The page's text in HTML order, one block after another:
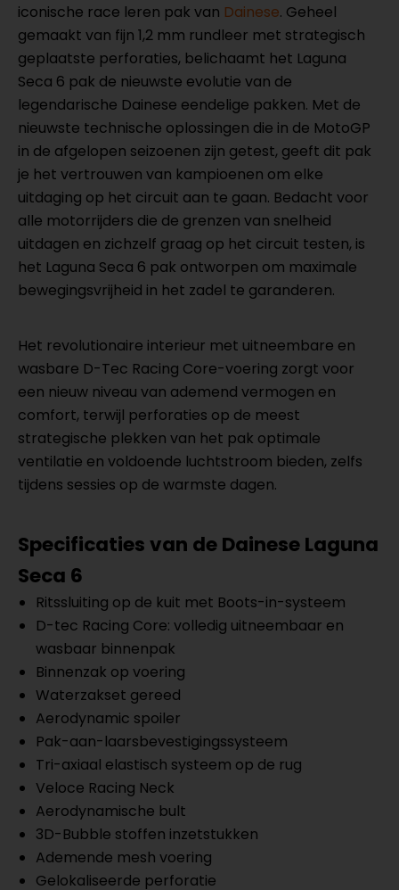
iconische race leren pak van Dainese. Geheel
gemaakt van fijn 1,2 mm rundleer met strategisch
geplaatste perforaties, belichaamt het Laguna
Seca 6 pak de nieuwste evolutie van de
legendarische Dainese eendelige pakken. Met de
nieuwste technische oplossingen die in de MotoGP
in de afgelopen seizoenen zijn getest, geeft dit pak
je het vertrouwen van kampioenen om elke
uitdaging op het circuit aan te gaan. Bedacht voor
alle motorrijders die de grenzen van snelheid
uitdagen en zichzelf graag op het circuit testen, is
het Laguna Seca 6 pak ontworpen om maximale
bewegingsvrijheid in het zadel te garanderen.
Het revolutionaire interieur met uitneembare en
wasbare D-Tec Racing Core-voering zorgt voor
een nieuw niveau van ademend vermogen en
comfort, terwijl perforaties op de meest
strategische plekken van het pak optimale
ventilatie en voldoende luchtstroom bieden, zelfs
tijdens sessies op de warmste dagen.
Specificaties van de Dainese Laguna
Seca 6
Ritssluiting op de kuit met Boots-in-systeem
D-tec Racing Core: volledig uitneembaar en
wasbaar binnenpak
Binnenzak op voering
Waterzakset gereed
Aerodynamic spoiler
Pak-aan-laarsbevestigingssysteem
Tri-axiaal elastisch systeem op de rug
Veloce Racing Neck
Aerodynamische bult
3D-Bubble stoffen inzetstukken
Ademende mesh voering
Gelokaliseerde perforatie